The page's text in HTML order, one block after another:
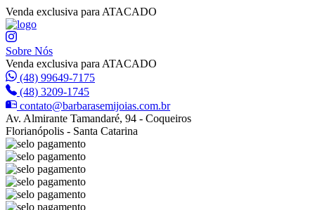
Venda exclusiva para ATACADO
Sobre Nós
Venda exclusiva para ATACADO
(48) 99649-7175
(48) 3209-1745
contato@barbarasemijoias.com.br
Av. Almirante Tamandaré, 94 - Coqueiros
Florianópolis - Santa Catarina